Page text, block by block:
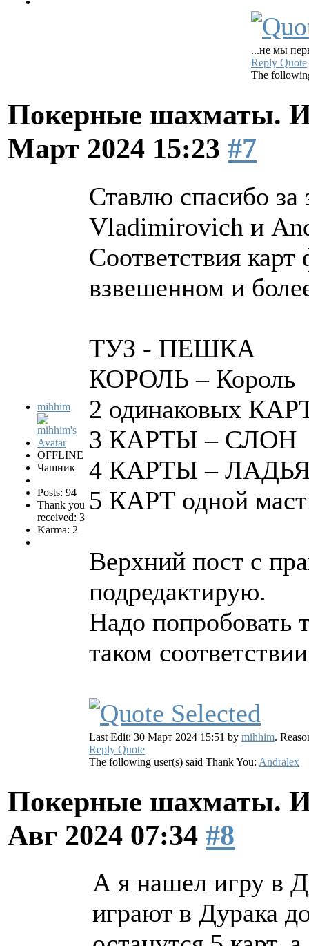
...не мы
Reply Quote
The
Покерные шахматы.
Март 2024 15:23 #7
mihhim
OFFLINE
Чашник
Posts: 94
Thank you
received: 3
Karma: 2
Ставлю спасибо за
Vladimirovich и
Соответствия карт
взвешенном и
ТУЗ - ПЕШКА
КОРОЛЬ – Король
2 одинаковых
3 КАРТЫ – СЛОН
4 КАРТЫ –
5 КАРТ одной
Верхний пост с
подредактирую.
Надо попробовать
таком
Last Edit: 30 Март 2024 15:51 by mihhim.
Reply Quote
The following user(s) said Thank You: Andralex
Покерные шахматы.
Авг 2024 07:34 #8
А я нашел игру в
играют в Дурака